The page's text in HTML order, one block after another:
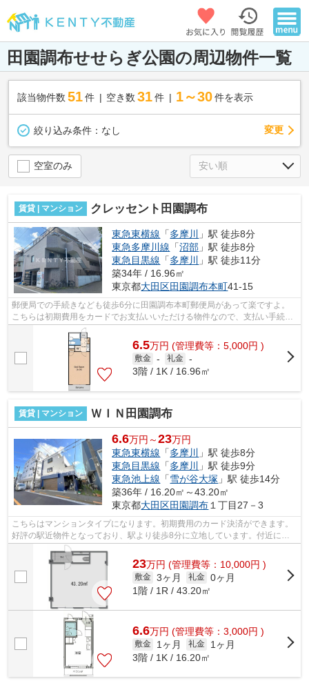
田園調布せせらぎ公園の周辺物件一覧
該当物件数 51件 空き数 31 件 1～30 件を表示
絞り込み条件： なし 変更
空室のみ
賃貸 | マンション クレッセント田園調布
東急東横線 「多摩川
」駅 徒歩8分
東急多摩川線 「沼部 」駅 徒歩8分
東急目黒線 「多摩川
」駅 徒歩11分
築34年 / 16.96㎡
東京都大田区田園調布本町41-15
郵便局での手続きなども徒歩6分に田園調布本町郵便局があって楽ですよ。
こちらは初期費用をカードでお支払いいただける物件なので、支払い手続き
の手間が省けます。駅まで平坦な物件で...
6.5万円 (管理費等：5,000円 )
敷金 - 礼金 -
3階 / 1K / 16.96㎡
賃貸 | マンション ＷＩＮ田園調布
6.6万円～23万円
東急東横線 「多摩川
」駅 徒歩8分
東急目黒線 「多摩川
」駅 徒歩9分
東急池上線 「雪が谷大塚 」駅 徒歩14分
築36年 / 16.20㎡～43.20㎡
東京都大田区田園調布 １丁目27－3
こちらはマンションタイプになります。初期費用のカード決済ができます。
好評の駅近物件となっており、駅より徒歩8分に立地しています。付近にあ
る2つの駅は、用途や行き先に応じて使...
23万円 (管理費等：10,000円 )
敷金 3ヶ月 礼金 0ヶ月
1階 / 1R / 43.20㎡
6.6万円 (管理費等：3,000円 )
敷金 1ヶ月 礼金
1ヶ月
3階 / 1K / 16.20㎡